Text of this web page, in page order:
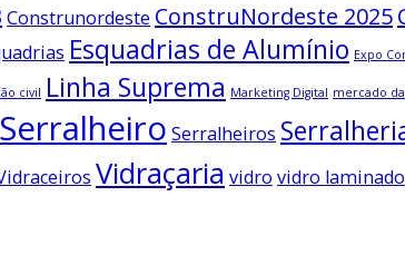
Construnordeste ConstruNordeste 2025
Esquadrias de Alumínio Expo
civil Linha Suprema Marketing Digital mercado
Serralheiro Serralheiros
Vidraçaria vidro vidro laminado